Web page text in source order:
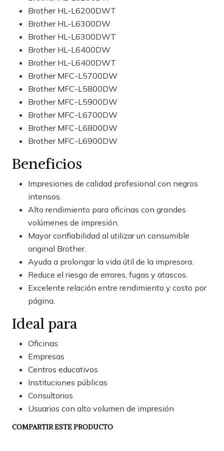
Brother HL-L6200DWT
Brother HL-L6300DW
Brother HL-L6300DWT
Brother HL-L6400DW
Brother HL-L6400DWT
Brother MFC-L5700DW
Brother MFC-L5800DW
Brother MFC-L5900DW
Brother MFC-L6700DW
Brother MFC-L6800DW
Brother MFC-L6900DW
Beneficios
Impresiones de calidad profesional con negros
intensos.
Alto rendimiento para oficinas con grandes
volúmenes de impresión.
Mayor confiabilidad al utilizar un consumible
original Brother.
Ayuda a prolongar la vida útil de la impresora.
Reduce el riesgo de errores, fugas y atascos.
Excelente relación entre rendimiento y costo por
página.
Ideal para
Oficinas
Empresas
Centros educativos
Instituciones públicas
Consultorios
Usuarios con alto volumen de impresión
COMPARTIR ESTE PRODUCTO